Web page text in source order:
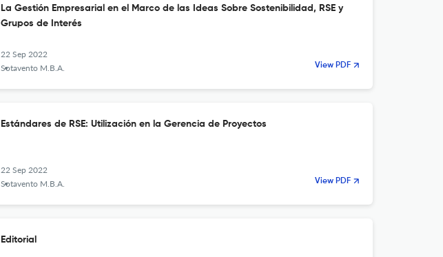
La Gestión Empresarial en el Marco de las Ideas Sobre Sostenibilidad, RSE y
Grupos de Interés
22 Sep 2022
Sotavento M.B.A.
View PDF
Estándares de RSE: Utilización en la Gerencia de Proyectos
22 Sep 2022
Sotavento M.B.A.
View PDF
Editorial